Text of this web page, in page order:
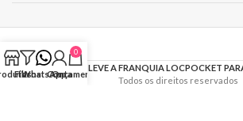
CLIQUE E AQUI LEVE A FRANQUIA LOCPOCKET
Todos os direitos reservados
Filtros
WhatsApp
Conta
0
Orçamento